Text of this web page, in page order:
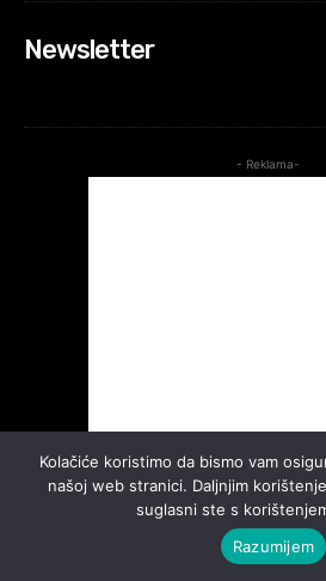
Newsletter
- Reklama-
©2026. Sva prava
Kolačiće koristimo da bismo vam
našoj web stranici. Daljnjim
suglasni ste s
Razumijem